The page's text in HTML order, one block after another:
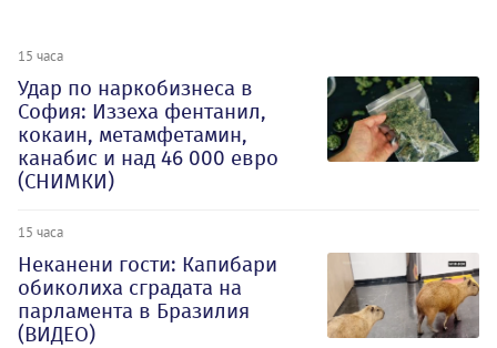
15 часа
Удар по наркобизнеса в
София: Иззеха фентанил,
кокаин, метамфетамин,
канабис и над 46 000 евро
(СНИМКИ)
15 часа
Неканени гости: Капибари
обиколиха сградата на
парламента в Бразилия
(ВИДЕО)